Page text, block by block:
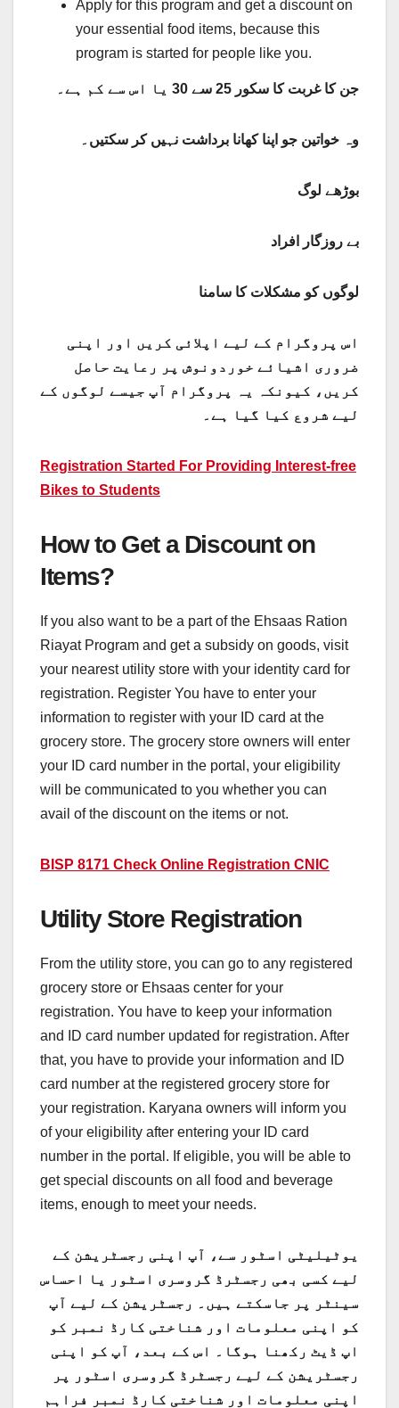
Apply for this program and get a discount on
your essential food items, because this
program is started for people like you.
جن کا غربت کا سکور 25 سے 30 یا اس سے کم ہے۔
وہ خواتین جو اپنا کھانا برداشت نہیں کر سکتیں۔
بوڑھے لوگ
بے روزگار افراد
لوگوں کو مشکلات کا سامنا
اس پروگرام کے لیے اپلائی کریں اور اپنی
ضروری اشیائے خوردونوش پر رعایت حاصل
کریں، کیونکہ یہ پروگرام آپ جیسے لوگوں کے
لیے شروع کیا گیا ہے۔
Registration Started For Providing Interest-free
Bikes to Students
How to Get a Discount on
Items?
If you also want to be a part of the Ehsaas Ration
Riayat Program and get a subsidy on goods, visit
your nearest utility store with your identity card for
registration. Register You have to enter your
information to register with your ID card at the
grocery store. The grocery store owners will enter
your ID card number in the portal, your eligibility
will be communicated to you whether you can
avail of the discount on the items or not.
BISP 8171 Check Online Registration CNIC
Utility Store Registration
From the utility store, you can go to any registered
grocery store or Ehsaas center for your
registration. You have to keep your information
and ID card number updated for registration. After
that, you have to provide your information and ID
card number at the registered grocery store for
your registration. Karyana owners will inform you
of your eligibility after entering your ID card
number in the portal. If eligible, you will be able to
get special discounts on all food and beverage
items, enough to meet your needs.
یوٹیلیٹی اسٹور سے، آپ اپنی رجسٹریشن کے
لیے کسی بھی رجسٹرڈ گروسری اسٹور یا احساس
سینٹر پر جاسکتے ہیں۔ رجسٹریشن کے لیے آپ
کو اپنی معلومات اور شناختی کارڈ نمبر کو
اپ ڈیٹ رکھنا ہوگا۔ اس کے بعد، آپ کو اپنی
رجسٹریشن کے لیے رجسٹرڈ گروسری اسٹور پر
اپنی معلومات اور شناختی کارڈ نمبر فراہم